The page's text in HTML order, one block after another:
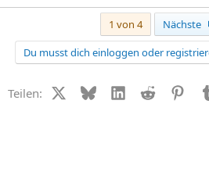
1 von 4 Nächste
Du musst dich einloggen oder
Teilen: X (Twitter)
BlueskyLinkedIn
Reddit